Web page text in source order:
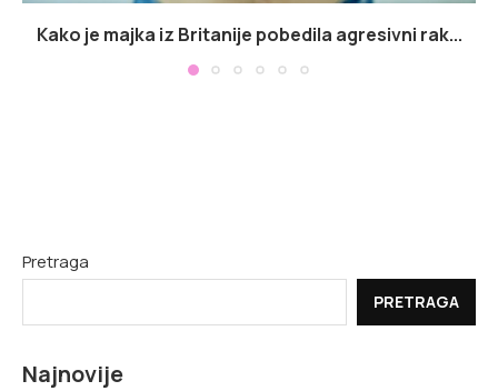
Kako je majka iz Britanije pobedila agresivni rak...
Pretraga
PRETRAGA
Najnovije